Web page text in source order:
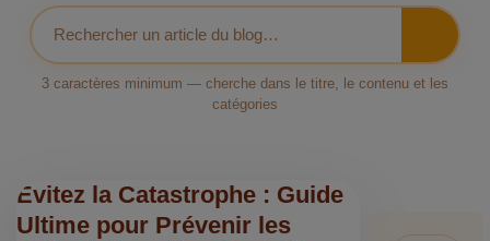
3 caractères minimum — cherche dans le titre, le contenu et les
catégories
Évitez la Catastrophe : Guide
Ultime pour Prévenir les